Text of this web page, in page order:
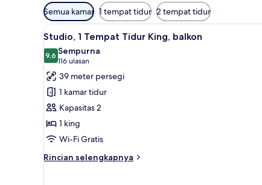
Filter
tersedia
untuk
kamar
Semua kamar 1 tempat tidur 2 tempat tidur
Lihat
semua
foto
untuk
Studio,
Tempat
Tidur
King,
balkon
Studio, 1 Tempat Tidur
12
Studio, 1 Tempat Tidur King, balkon
9,69,6 dari 10
Sempurna
116 ulasan
(116
ulasan)
39 meter persegi
1 kamar tidur
Kapasitas 2
1 king
Wi-Fi Gratis
Rincian selengkapnya
Rincian